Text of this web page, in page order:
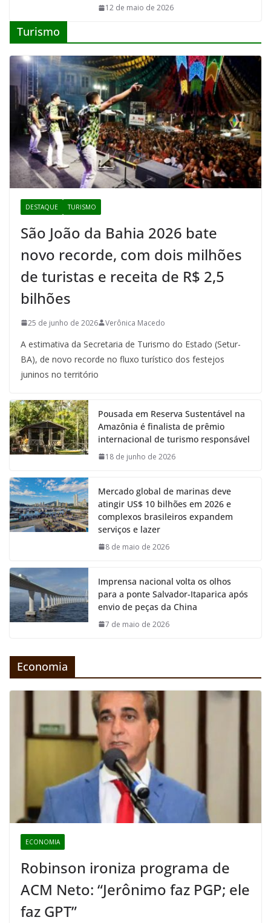
12 de maio de 2026
Turismo
DESTAQUE TURISMO
São João da Bahia 2026 bate
novo recorde, com dois milhões
de turistas e receita de R$ 2,5
bilhões
25 de junho de 2026 Verônica Macedo
A estimativa da Secretaria de Turismo do Estado (Setur-
BA), de novo recorde no fluxo turístico dos festejos
juninos no território
Pousada em Reserva Sustentável na
Amazônia é finalista de prêmio
internacional de turismo responsável
18 de junho de 2026
Mercado global de marinas deve
atingir US$ 10 bilhões em 2026 e
complexos brasileiros expandem
serviços e lazer
8 de maio de 2026
Imprensa nacional volta os olhos
para a ponte Salvador-Itaparica após
envio de peças da China
7 de maio de 2026
Economia
ECONOMIA
Robinson ironiza programa de
ACM Neto: “Jerônimo faz PGP; ele
faz GPT”